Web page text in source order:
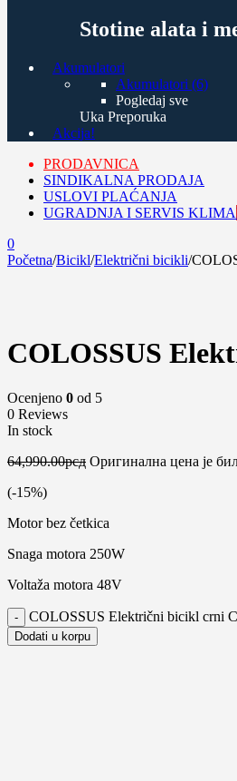
Stotine alata i
Akumulatori
Akumulatori (6)
Pogledaj sve
Uka Preporuka
Akcija!
PRODAVNICA
SINDIKALNA PRODAJA
USLOVI PLAĆANJA
UGRADNJA I SERVIS KLIMA
0
Početna/Bicikl/Električni bicikli/
COLOSSUS
Ocenjeno 0 od 5
0 Reviews
In stock
64,990.00рсд Оригинална цена је
(-15%)
Motor bez četkica
Snaga motora 250W
Voltaža motora 48V
COLOSSUS Električni bicikl crni
Dodati u korpu